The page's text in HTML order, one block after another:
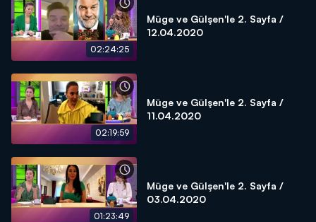
02:24:25
Müge ve Gülşen'le 2. Sayfa /
12.04.2020
02:19:59
Müge ve Gülşen'le 2. Sayfa /
11.04.2020
01:23:49
Müge ve Gülşen'le 2. Sayfa /
03.04.2020